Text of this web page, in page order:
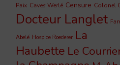
Paix Caves Werlé Censure Colonel
Docteur Langlet
Abelé Hospice Roederer La
Haubette Le